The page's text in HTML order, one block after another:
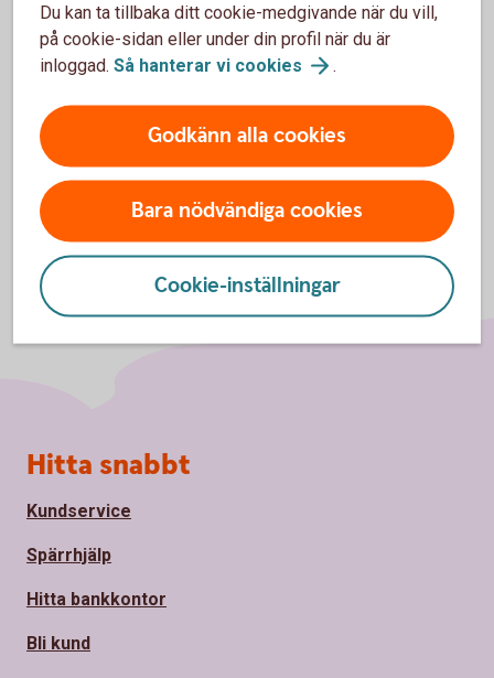
Pris
Du kan ta tillbaka ditt cookie-medgivande när du vill,
på cookie-sidan eller under din profil när du är
inloggad. Så hanterar vi cookies .
Godkänn alla cookies
Bara nödvändiga cookies
Cookie-inställningar
Sidfot
Hitta snabbt
Kundservice
Spärrhjälp
Hitta bankkontor
Bli kund